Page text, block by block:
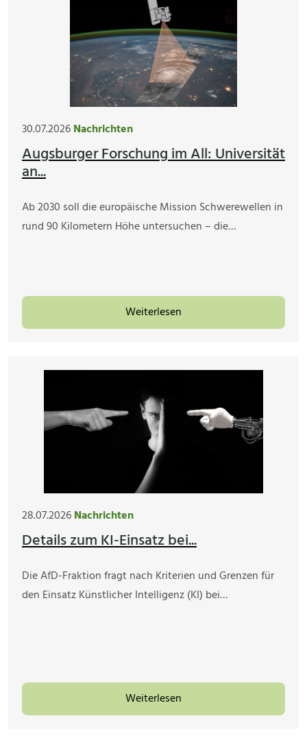
30.07.2026Nachrichten
Augsburger Forschung im All: Universität
an...
Ab 2030 soll die europäische Mission Schwerewellen in
rund 90 Kilometern Höhe untersuchen – die…
Weiterlesen
28.07.2026Nachrichten
Details zum KI-Einsatz bei...
Die AfD-Fraktion fragt nach Kriterien und Grenzen für
den Einsatz Künstlicher Intelligenz (KI) bei…
Weiterlesen